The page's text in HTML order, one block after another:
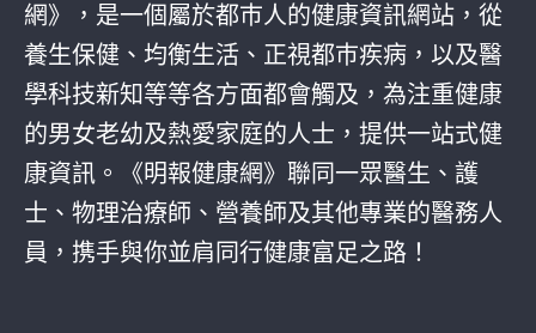
網》，是一個屬於都巿人的健康資訊網站，從
養生保健、均衡生活、正視都巿疾病，以及醫
學科技新知等等各方面都會觸及，為注重健康
的男女老幼及熱愛家庭的人士，提供一站式健
康資訊。《明報健康網》聯同一眾醫生、護
士、物理治療師、營養師及其他專業的醫務人
員，携手與你並肩同行健康富足之路！